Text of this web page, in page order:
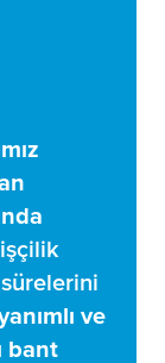
işçilik
ve
bant